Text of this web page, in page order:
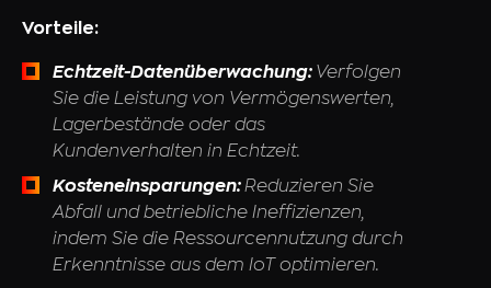
Vorteile:
Echtzeit-Datenüberwachung: Verfolgen
Sie die Leistung von Vermögenswerten,
Lagerbestände oder das
Kundenverhalten in Echtzeit.
Kosteneinsparungen:Reduzieren Sie
Abfall und betriebliche Ineffizienzen,
indem Sie die Ressourcennutzung durch
Erkenntnisse aus dem IoT optimieren.